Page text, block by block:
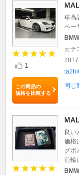
1
この商品の
価格を比較する
車高
ペー
カテ
同じ
良い
価格
グボ
前輪